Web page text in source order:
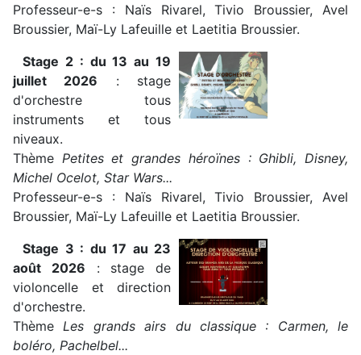
Professeur-e-s : Naïs Rivarel, Tivio Broussier, Avel
Broussier, Maï-Ly Lafeuille et Laetitia Broussier.
Stage 2 : du 13 au 19
juillet 2026 : stage
d'orchestre tous
instruments et tous
niveaux.
Thème Petites et grandes héroïnes : Ghibli, Disney,
Michel Ocelot, Star Wars...
Professeur-e-s : Naïs Rivarel, Tivio Broussier, Avel
Broussier, Maï-Ly Lafeuille et Laetitia Broussier.
Stage 3 : du 17 au 23
août 2026 : stage de
violoncelle et direction
d'orchestre.
ThèmeLes grands airs du classique : Carmen, le
boléro, Pachelbel...